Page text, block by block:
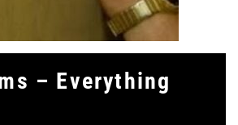
– Everything